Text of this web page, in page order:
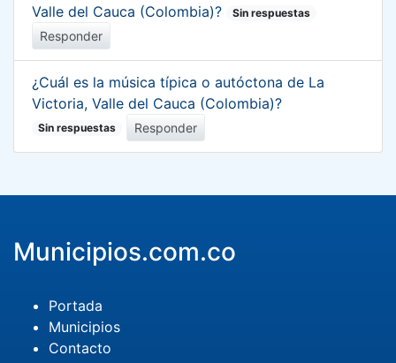
Valle del Cauca (Colombia)?
Sin respuestas
Responder
¿Cuál es la música típica o autóctona de La
Victoria, Valle del Cauca (Colombia)?
Sin respuestas Responder
Municipios.com.co
Portada
Municipios
Contacto